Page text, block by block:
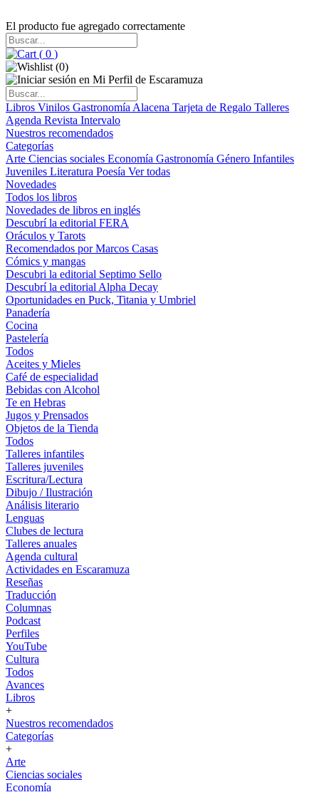
El producto fue agregado correctamente
( 0 )
(0)
Libros Vinilos Gastronomía Alacena Tarjeta de Regalo Talleres
Agenda Revista Intervalo
Nuestros recomendados
Categorías
Arte Ciencias sociales Economía Gastronomía Género Infantiles
Juveniles Literatura Poesía Ver todas
Novedades
Todos los libros
Novedades de libros en inglés
Descubrí la editorial FERA
Oráculos y Tarots
Recomendados por Marcos Casas
Cómics y mangas
Descubri la editorial Septimo Sello
Descubrí la editorial Alpha Decay
Oportunidades en Puck, Titania y Umbriel
Panadería
Cocina
Pastelería
Todos
Aceites y Mieles
Café de especialidad
Bebidas con Alcohol
Te en Hebras
Jugos y Prensados
Objetos de la Tienda
Todos
Talleres infantiles
Talleres juveniles
Escritura/Lectura
Dibujo / Ilustración
Análisis literario
Lenguas
Clubes de lectura
Talleres anuales
Agenda cultural
Actividades en Escaramuza
Reseñas
Traducción
Columnas
Podcast
Perfiles
YouTube
Cultura
Todos
Avances
Libros
+
Nuestros recomendados
Categorías
+
Arte
Ciencias sociales
Economía